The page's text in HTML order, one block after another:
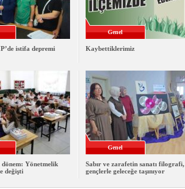
istifa depremi
Genel
Kaybettiklerimiz
Yönetmelik
değişti
Genel
Sabır ve zarafetin sanatı filografi,
gençlerle geleceğe taşınıyor